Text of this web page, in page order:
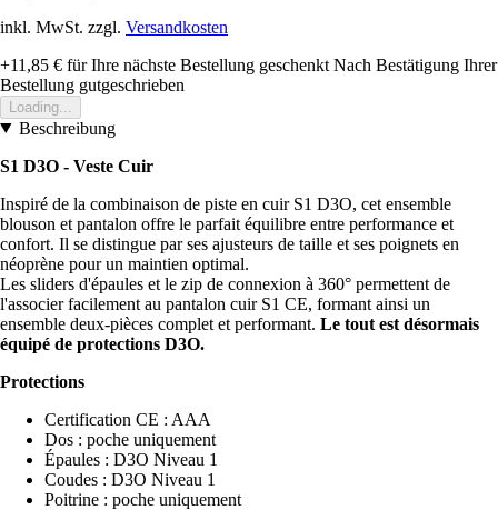
inkl. MwSt. zzgl. Versandkosten
+11,85 € für Ihre nächste Bestellung geschenkt Nach Bestätigung Ihrer
Bestellung gutgeschrieben
Loading...
Beschreibung
S1 D3O - Veste Cuir
Inspiré de la combinaison de piste en cuir S1 D3O, cet ensemble
blouson et pantalon offre le parfait équilibre entre performance et
confort. Il se distingue par ses ajusteurs de taille et ses poignets en
néoprène pour un maintien optimal.
Les sliders d'épaules et le zip de connexion à 360° permettent de
l'associer facilement au pantalon cuir S1 CE, formant ainsi un
ensemble deux-pièces complet et performant. Le tout est désormais
équipé de protections D3O.
Protections
Certification CE : AAA
Dos : poche uniquement
Épaules : D3O Niveau 1
Coudes : D3O Niveau 1
Poitrine : poche uniquement